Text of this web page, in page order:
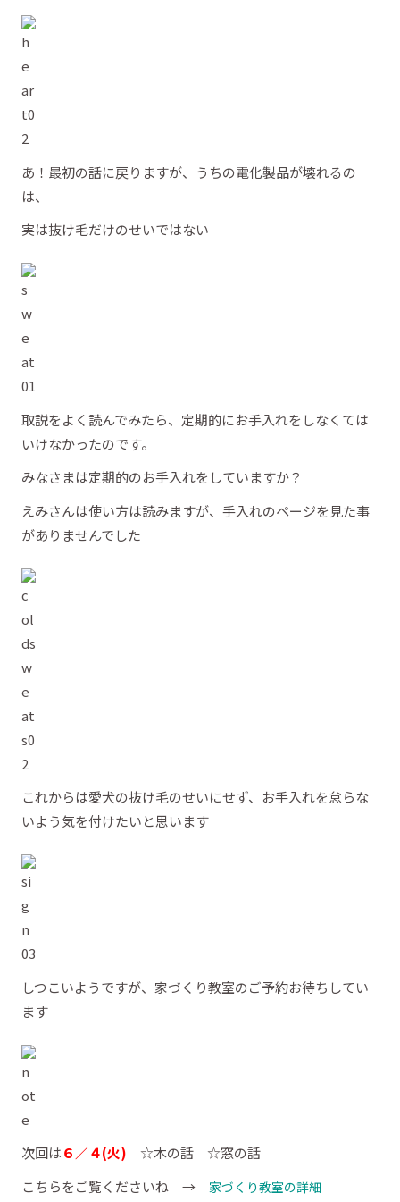
あ！最初の話に戻りますが、うちの電化製品が壊れるの
は、
実は抜け毛だけのせいではない
取説をよく読んでみたら、定期的にお手入れをしなくては
いけなかったのです。
みなさまは定期的のお手入れをしていますか？
えみさんは使い方は読みますが、手入れのページを見た事
がありませんでした
これからは愛犬の抜け毛のせいにせず、お手入れを怠らな
いよう気を付けたいと思います
しつこいようですが、家づくり教室のご予約お待ちしてい
ます
次回は６／４(火) ☆木の話 ☆窓の話
こちらをご覧くださいね → 家づくり教室の詳細